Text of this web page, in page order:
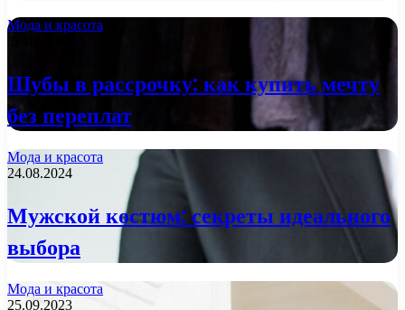
Мода и красота
Шубы в рассрочку: как купить мечту
без переплат
Мода и красота
24.08.2024
Мужской костюм: секреты идеального
выбора
Мода и красота
25.09.2023